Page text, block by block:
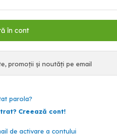
promoții și noutăți pe email
parola?
Creează cont!
de activare a contului